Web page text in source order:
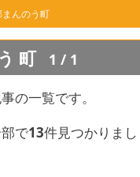
んのう町
町 1/1
の一覧です。
で13件見つかりまし